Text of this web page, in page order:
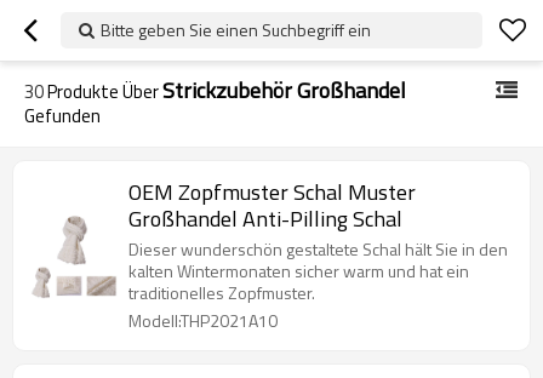
Bitte geben Sie einen Suchbegriff ein
30Produkte ÜberStrickzubehör Großhandel
Gefunden
OEM Zopfmuster Schal Muster
Großhandel Anti-Pilling Schal
Dieser wunderschön gestaltete Schal hält Sie in den
kalten Wintermonaten sicher warm und hat ein
traditionelles Zopfmuster.
Modell:THP2021A10